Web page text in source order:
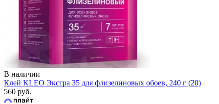
В наличии
Клей KLEO Экстра 35 для флизелиновых обоев, 240 г (20)
560 руб.